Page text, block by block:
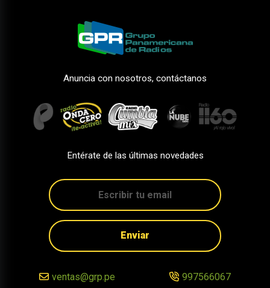
Anuncia con nosotros, contáctanos
Entérate de las últimas novedades
Enviar
ventas@grp.pe 997566067